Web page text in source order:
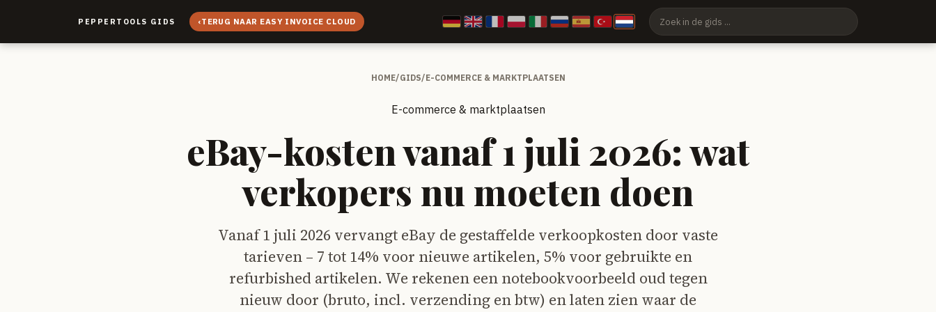
PEPPERTOOLS GIDS ‹TERUG NAAR EASY INVOICE CLOUD
HOME/GIDS/E-COMMERCE & MARKTPLAATSEN
E-commerce & marktplaatsen
eBay-kosten vanaf 1 juli 2026: wat
verkopers nu moeten doen
Vanaf 1 juli 2026 vervangt eBay de gestaffelde verkoopkosten door vaste
tarieven – 7 tot 14% voor nieuwe artikelen, 5% voor gebruikte en
refurbished artikelen. We rekenen een notebookvoorbeeld oud tegen
nieuw door (bruto, incl. verzending en btw) en laten zien waar de